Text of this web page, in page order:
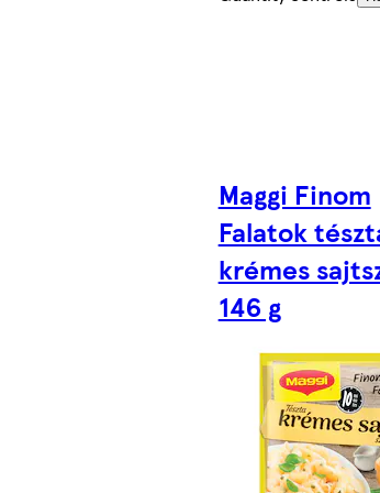
Maggi Finom
Falatok
krémes
146 g